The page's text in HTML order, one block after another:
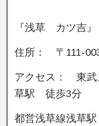
『浅草 カツ吉』
住所： 〒111-
アクセス： 東武
草駅 徒歩3分
都営浅草線浅草